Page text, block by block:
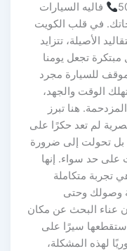
فاليه السيارات
في قلب الكويت
الأصيلة، تتزايد
تجعل يومنا
للسيارة مجرد
الوقت والجهد،
هنا تبرز
لم تعد حكرًا على
بل تحولت إلى ضرورة
على حد سواء. إنها
متكاملة
وصولك وحتى
عناء البحث عن مكان
سيرًا على
لهذه المشكلة،